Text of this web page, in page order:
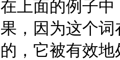
在上面的例子
果，因为这个
的，它被有效